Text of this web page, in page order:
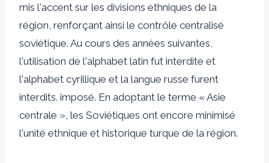
mis l'accent sur les divisions ethniques de la
région, renforçant ainsi le contrôle centralisé
soviétique. Au cours des années suivantes,
l'utilisation de l'alphabet latin fut interdite et
l'alphabet cyrillique et la langue russe furent
interdits. imposé. En adoptant le terme « Asie
centrale », les Soviétiques ont encore minimisé
l'unité ethnique et historique turque de la région.